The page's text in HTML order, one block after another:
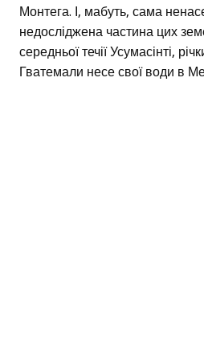
Монтега. І, мабуть, сама
недосліджена частина цих
середньої течії Усумасінті,
Гватемали несе свої води в